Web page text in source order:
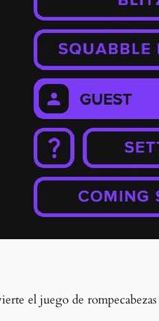
el juego de rompecabezas